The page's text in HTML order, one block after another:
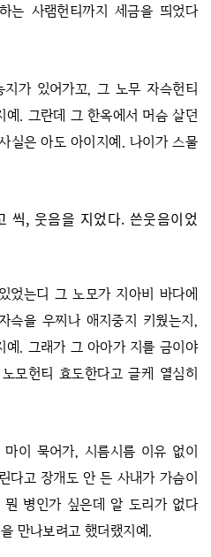
는 사램헌티까지 세금을 띄었다
가 있어가꼬, 그 노무 자슥헌티
예. 그란데 그 한옥에서 머슴 살던
실은 아도 아이지예. 나이가 스물
씩, 웃음을 지었다. 쓴웃음이었
었는디 그 노모가 지아비 바다에
슥을 우찌나 애지중지 키웠는지,
예. 그래가 그 아아가 지를 금이야
모헌티 효도한다고 글케 열심히
이 묵어가, 시름시름 이유 없이
다고 장개도 안 든 사내가 가슴이
병인가 싶은데 알 도리가 없다
만나보려고 했더랬지예.